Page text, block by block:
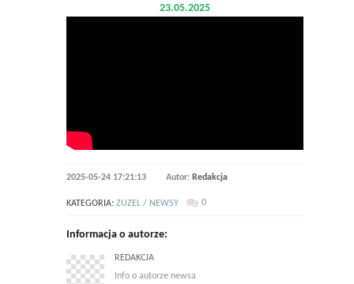
23.05.2025
2025-05-24 17:21:13 Autor: Redakcja
KATEGORIA: ZUZEL / NEWSY 0
Informacja o autorze:
REDAKCJA
Info o autorze newsa